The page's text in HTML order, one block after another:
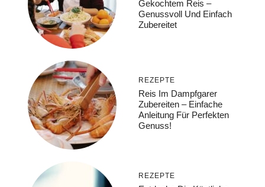
Gekochtem Reis –
Genussvoll Und Einfach
Zubereitet
REZEPTE
Reis Im Dampfgarer
Zubereiten – Einfache
Anleitung Für Perfekten
Genuss!
REZEPTE